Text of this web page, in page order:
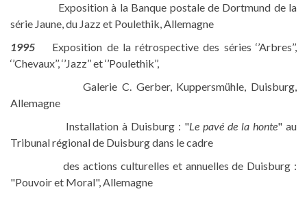
Exposition à la Banque postale de Dortmund de la
série Jaune, du Jazz et Poulethik, Allemagne
1995 Exposition de la rétrospective des séries ‘’Arbres’’,
‘’Chevaux’’, ‘’Jazz’’ et ‘’Poulethik’’,
Galerie C. Gerber, Kuppersmühle, Duisburg,
Allemagne
Installation à Duisburg : "Le pavé de la honte" au
Tribunal régional de Duisburg dans le cadre
des actions culturelles et annuelles de Duisburg :
"Pouvoir et Moral", Allemagne